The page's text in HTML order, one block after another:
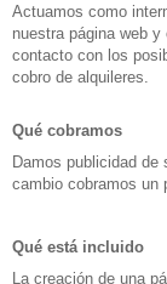
Actuamos como
nuestra página web
contacto con los
cobro de alquileres.
Qué cobramos
Damos publicidad de
cambio cobramos un
Qué está incluido
La creación de una